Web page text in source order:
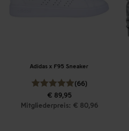
Adidas x F95 Sneaker
(66)
€ 89,95
Mitgliederpreis: € 80,96